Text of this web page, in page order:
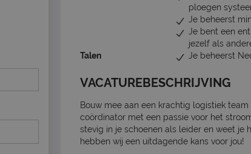
ploegen
Je beheerst
Je bent een
jezelf als
Talen
Je beheerst
VACATUREBESCHRIJVING
Bouw mee aan een krachtig logistiek
coördinator met een passie voor het
stevig in je schoenen als leider en weet je
hebben wij een uitdagende kans voor jou!